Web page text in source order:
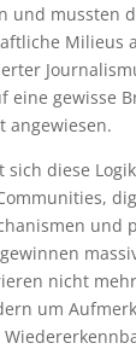
und mussten
Milieus
eine gewisse
angewiesen.
sich diese
und
nicht
um